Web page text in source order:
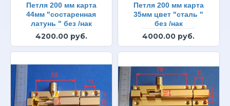
Петля 200 мм карта
44мм "состаренная
латунь " без /нак
4200.00 руб.
Петля 200 мм карта
35мм цвет "сталь "
без /нак
4000.00 руб.